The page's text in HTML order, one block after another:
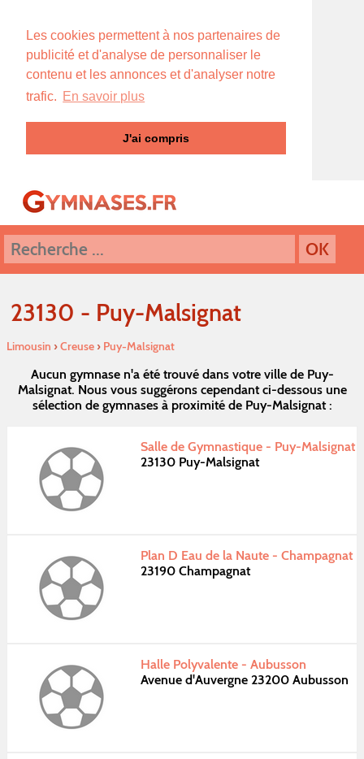
Les cookies permettent à nos partenaires de
publicité et d'analyse de personnaliser le
contenu et les annonces et d'analyser notre
trafic. En savoir plus
J'ai compris
23130 - Puy-Malsignat
Limousin ›Creuse› Puy-Malsignat
Aucun gymnase n'a été trouvé dans votre ville de Puy-
Malsignat. Nous vous suggérons cependant ci-dessous une
sélection de gymnases à proximité de Puy-Malsignat :
Salle de Gymnastique - Puy-Malsignat
23130 Puy-Malsignat
Plan D Eau de la Naute - Champagnat
23190 Champagnat
Halle Polyvalente - Aubusson
Avenue d'Auvergne 23200 Aubusson